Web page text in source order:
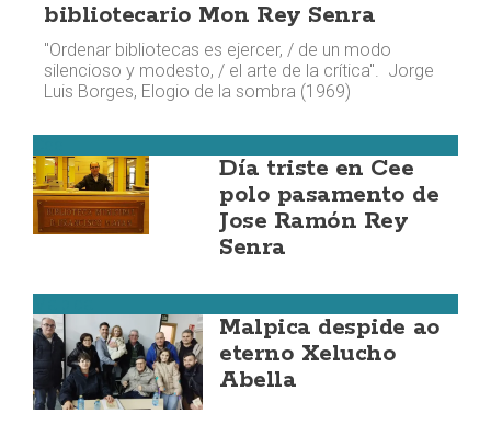
bibliotecario Mon Rey Senra
"Ordenar bibliotecas es ejercer, / de un modo
silencioso y modesto, / el arte de la crítica". Jorge
Luis Borges, Elogio de la sombra (1969)
Día triste en Cee
polo pasamento de
Jose Ramón Rey
Senra
Malpica despide ao
eterno Xelucho
Abella